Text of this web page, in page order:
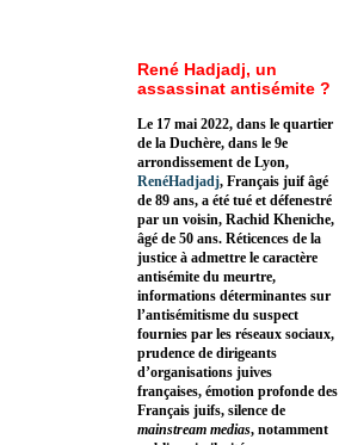
René Hadjadj, un
assassinat antisémite ?
Le 17 mai 2022, dans le quartier
de la Duchère, dans le 9e
arrondissement de Lyon,
RenéHadjadj, Français juif âgé
de 89 ans, a été tué et défenestré
par un voisin, Rachid Kheniche,
âgé de 50 ans. Réticences de la
justice à admettre le caractère
antisémite du meurtre,
informations déterminantes sur
l’antisémitisme du suspect
fournies par les réseaux sociaux,
prudence de dirigeants
d’organisations juives
françaises, émotion profonde des
Français juifs, silence de
mainstream medias, notamment